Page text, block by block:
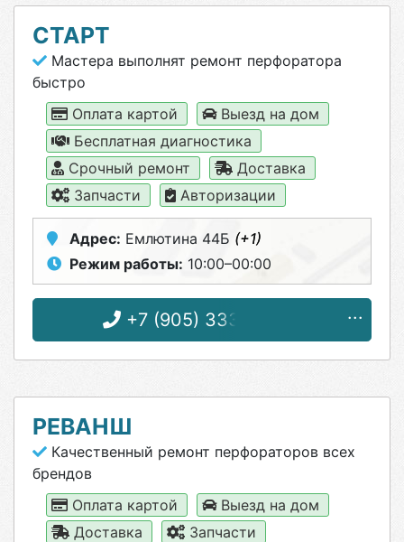
СТАРТ
Мастера выполнят ремонт перфоратора
быстро
Оплата картой
Выезд на дом
Бесплатная диагностика
Срочный ремонт
Доставка
Запчасти
Авторизации
Адрес: Емлютина 44Б (+1)
Режим работы: 10:00–00:00
+7 (905) 333-49-94
РЕВАНШ
Качественный ремонт перфораторов всех
брендов
Оплата картой
Выезд на дом
Доставка
Запчасти